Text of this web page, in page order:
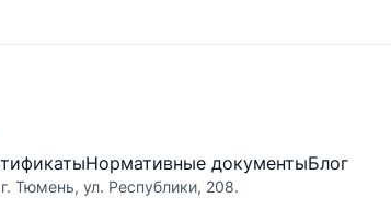
Нормативные документыБлог
Тюмень, ул. Республики, 208.